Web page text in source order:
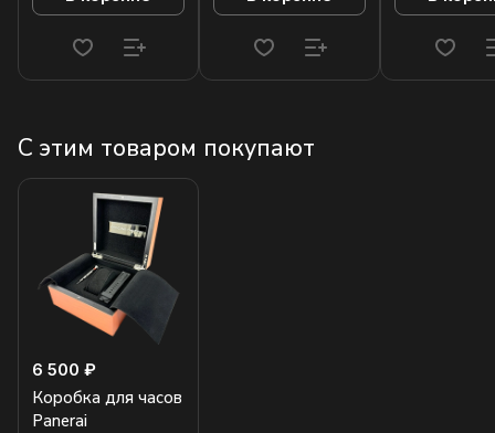
С этим товаром покупают
6 500 ₽
Коробка для часов
Panerai